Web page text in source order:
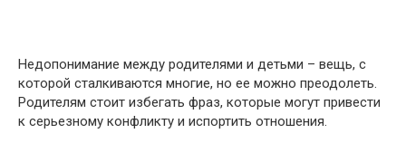
Недопонимание между родителями и детьми – вещь, с
которой сталкиваются многие, но ее можно преодолеть.
Родителям стоит избегать фраз, которые могут привести
к серьезному конфликту и испортить отношения.